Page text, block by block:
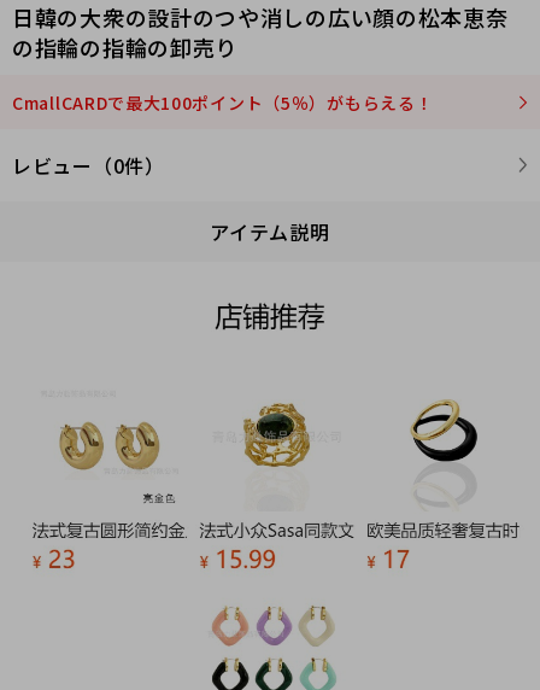
日韓の大衆の設計のつや消しの広い顔の松本恵奈
の指輪の指輪の卸売り
CmallCARDで最大100ポイント（5％）がもらえる！
レビュー（0件）
アイテム説明